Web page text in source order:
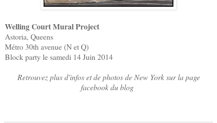
Welling Court Mural Project
Astoria, Queens
Métro 30th avenue (N et Q)
Block party le samedi 14 Juin 2014
Retrouvez plus d'infos et de photos de New York sur la page
facebook du blog